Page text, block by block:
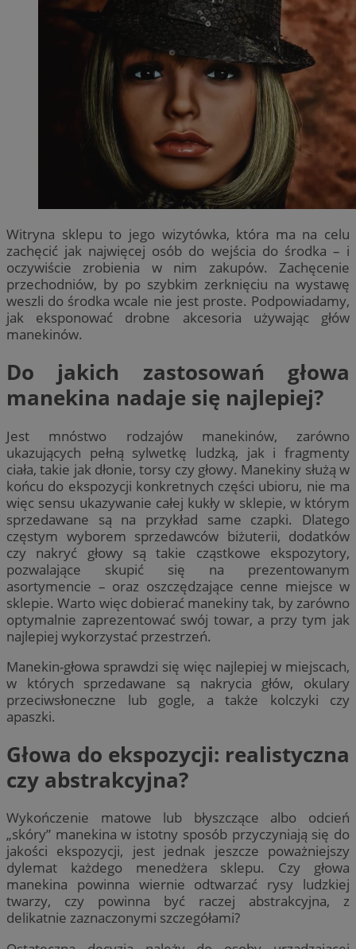
Witryna sklepu to jego wizytówka, która ma na celu
zachęcić jak najwięcej osób do wejścia do środka – i
oczywiście zrobienia w nim zakupów. Zachęcenie
przechodniów, by po szybkim zerknięciu na wystawę
weszli do środka wcale nie jest proste. Podpowiadamy,
jak eksponować drobne akcesoria używając głów
manekinów.
Do jakich zastosowań głowa
manekina nadaje się najlepiej?
Jest mnóstwo rodzajów manekinów, zarówno
ukazujących pełną sylwetkę ludzką, jak i fragmenty
ciała, takie jak dłonie, torsy czy głowy. Manekiny służą w
końcu do ekspozycji konkretnych części ubioru, nie ma
więc sensu ukazywanie całej kukły w sklepie, w którym
sprzedawane są na przykład same czapki. Dlatego
częstym wyborem sprzedawców biżuterii, dodatków
czy nakryć głowy są takie cząstkowe ekspozytory,
pozwalające skupić się na prezentowanym
asortymencie – oraz oszczędzające cenne miejsce w
sklepie. Warto więc dobierać manekiny tak, by zarówno
optymalnie zaprezentować swój towar, a przy tym jak
najlepiej wykorzystać przestrzeń.
Manekin-głowa sprawdzi się więc najlepiej w miejscach,
w których sprzedawane są nakrycia głów, okulary
przeciwsłoneczne lub gogle, a także kolczyki czy
apaszki.
Głowa do ekspozycji: realistyczna
czy abstrakcyjna?
Wykończenie matowe lub błyszczące albo odcień
„skóry” manekina w istotny sposób przyczyniają się do
jakości ekspozycji, jest jednak jeszcze poważniejszy
dylemat każdego menedżera sklepu. Czy głowa
manekina powinna wiernie odtwarzać rysy ludzkiej
twarzy, czy powinna być raczej abstrakcyjna, z
delikatnie zaznaczonymi szczegółami?